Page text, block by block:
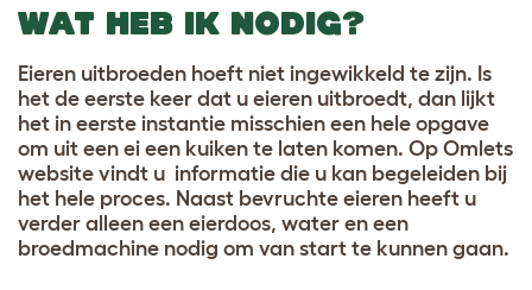
WAT HEB IK NODIG?
Eieren uitbroeden hoeft niet ingewikkeld te zijn. Is
het de eerste keer dat u eieren uitbroedt, dan lijkt
het in eerste instantie misschien een hele opgave
om uit een ei een kuiken te laten komen. Op Omlets
website vindt u informatie die u kan begeleiden bij
het hele proces. Naast bevruchte eieren heeft u
verder alleen een eierdoos, water en een
broedmachine nodig om van start te kunnen gaan.